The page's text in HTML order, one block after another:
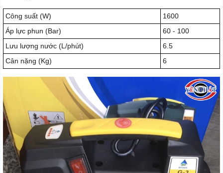
Công suất (W)
1600
Áp lực phun (Bar)
60 - 100
Lưu lượng nước (L/phút)
6.5
Cân nặng (Kg)
6